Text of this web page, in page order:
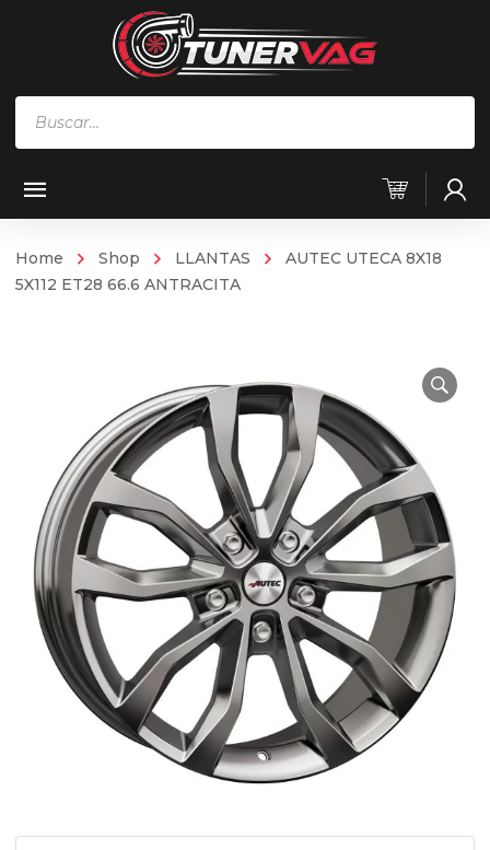
Home Shop LLANTAS
AUTEC UTECA 8X18
5X112 ET28 66.6 ANTRACITA